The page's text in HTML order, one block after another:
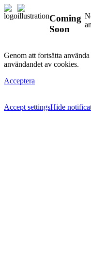
Coming
Soon
Genom att fortsätta
användandet av cookies.
Acceptera
Accept settingsHide